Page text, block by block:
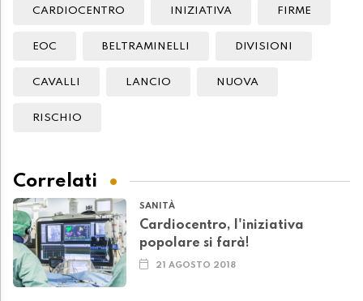
CARDIOCENTRO INIZIATIVA FIRME
EOC BELTRAMINELLI DIVISIONI
CAVALLI LANCIO NUOVA
RISCHIO
Correlati
SANITÀ
Cardiocentro, l'iniziativa
popolare si farà!
21 AGOSTO 2018